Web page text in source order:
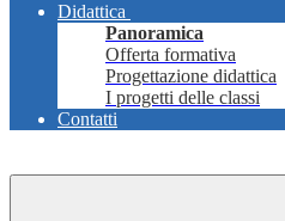
Didattica
Panoramica
Offerta formativa
Progettazione didattica
I progetti delle classi
Contatti